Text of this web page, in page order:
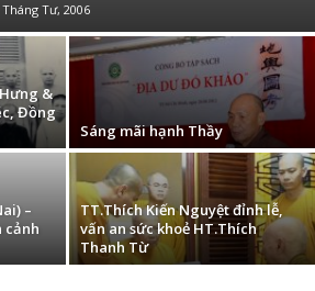
Tháng Tư, 2006
&
Đồng
Sáng mãi hạnh Thầy
–
cảnh
TT.Thích Kiến Nguyệt đỉnh lễ,
vấn an sức khoẻ HT.Thích
Thanh Từ